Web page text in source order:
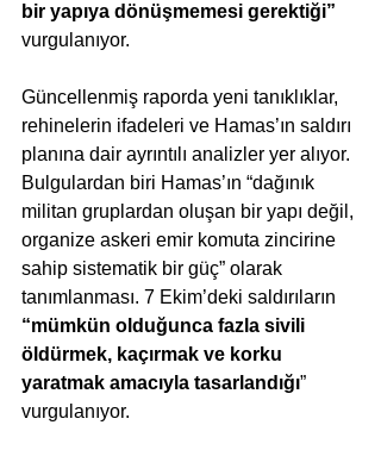
bir yapıya dönüşmemesi gerektiği”
vurgulanıyor.
Güncellenmiş raporda yeni tanıklıklar,
rehinelerin ifadeleri ve Hamas’ın saldırı
planına dair ayrıntılı analizler yer alıyor.
Bulgulardan biri Hamas’ın “dağınık
militan gruplardan oluşan bir yapı değil,
organize askeri emir komuta zincirine
sahip sistematik bir güç” olarak
tanımlanması. 7 Ekim’deki saldırıların
“mümkün olduğunca fazla sivili
öldürmek, kaçırmak ve korku
yaratmak amacıyla tasarlandığı”
vurgulanıyor.